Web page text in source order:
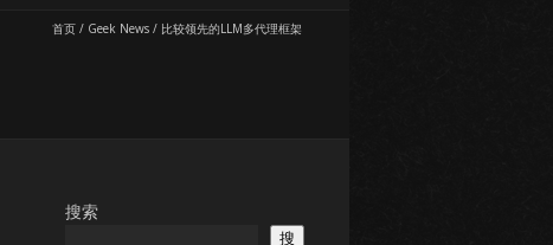
首页 / Geek News / 比较领先的LLM多代理框架
搜索
搜